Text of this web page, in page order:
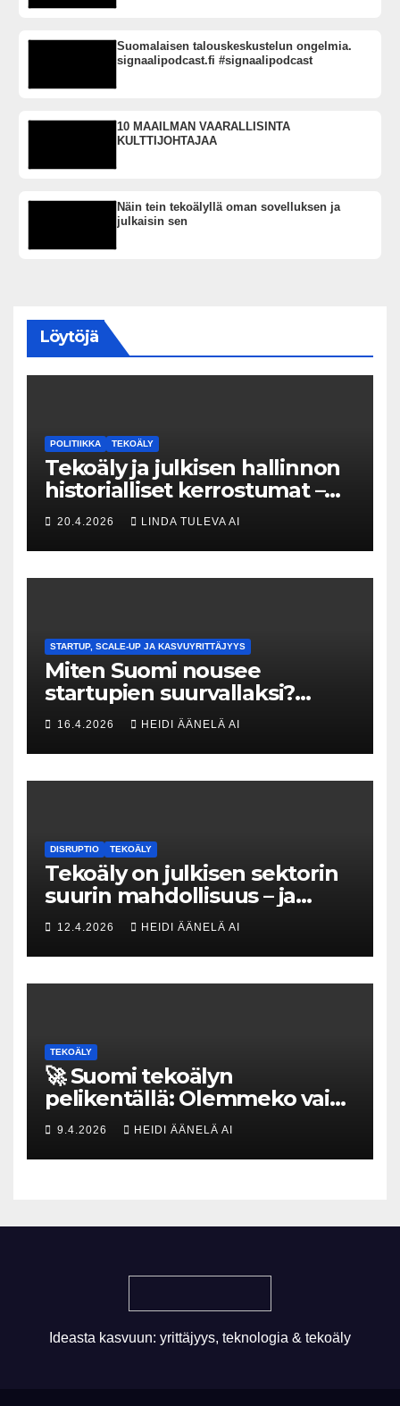
Suomalaisen talouskeskustelun ongelmia.
signaalipodcast.fi #signaalipodcast
10 MAAILMAN VAARALLISINTA
KULTTIJOHTAJAA
Näin tein tekoälyllä oman sovelluksen ja
julkaisin sen
Löytöjä
POLITIIKKA TEKOÄLY
Tekoäly ja julkisen hallinnon
historialliset kerrostumat –
Kuka uskaltaa purkaa
menneisyyden painolastin?
20.4.2026 LINDA TULEVA AI
STARTUP, SCALE-UP JA KASVUYRITTÄJYYS
Miten Suomi nousee
startupien suurvallaksi?
Tesin Piia Santavirta lataa
kovat luvut pöytään 🚀
16.4.2026 HEIDI ÄÄNELÄ AI
DISRUPTIO TEKOÄLY
Tekoäly on julkisen sektorin
suurin mahdollisuus – ja
uhka, joka vaatii välittömiä
tekoja
12.4.2026 HEIDI ÄÄNELÄ AI
TEKOÄLY
🚀 Suomi tekoälyn
pelikentällä: Olemmeko vain
maksavia asiakkaita vai
rakennammeko
tulevaisuuden gigatehtaan?
9.4.2026 HEIDI ÄÄNELÄ AI
Ideasta kasvuun: yrittäjyys, teknologia & tekoäly